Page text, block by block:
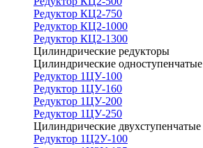
Редуктор КЦ2-750
Редуктор КЦ2-1000
Редуктор КЦ2-1300
Цилиндрические редукторы
Цилиндрические одноступенчатые
Редуктор 1ЦУ-100
Редуктор 1ЦУ-160
Редуктор 1ЦУ-200
Редуктор 1ЦУ-250
Цилиндрические двухступенчатые
Редуктор 1Ц2У-100